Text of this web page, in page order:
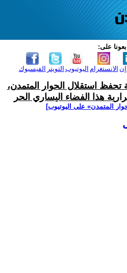
على:
الفيسبوك التويتر اليوتيوب الانستغرام
تحفظ استقلال الحوار المتمدن،
هذا الفضاء اليساري الحر
المتمدن» على اليوتيوب]